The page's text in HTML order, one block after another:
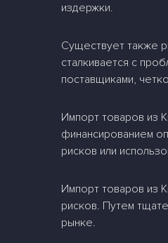
издержки.
Существует также
сталкивается с
поставщиками,
Импорт товаров из
финансированием
рисков или
Импорт товаров из
рисков. Путем
рынке.